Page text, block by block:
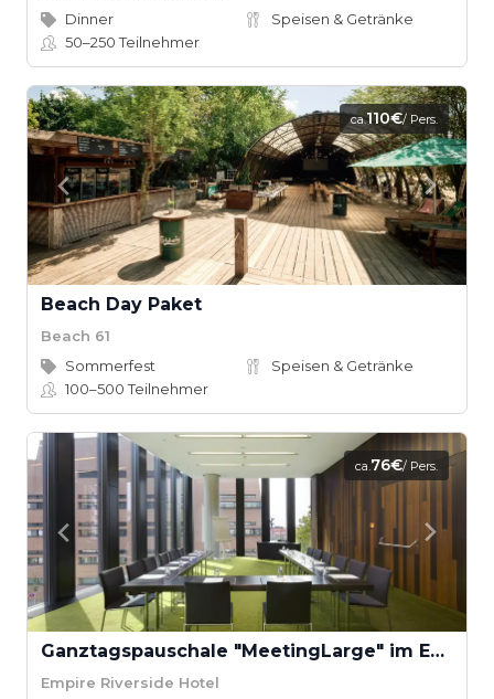
Dinner
Speisen & Getränke
50–250Teilnehmer
ca.110€/ Pers.
Beach Day Paket
Beach 61
Sommerfest
Speisen & Getränke
100–500Teilnehmer
ca.76€/ Pers.
Ganztagspauschale "MeetingLarge" im Empire Riverside Hotel
Empire Riverside Hotel